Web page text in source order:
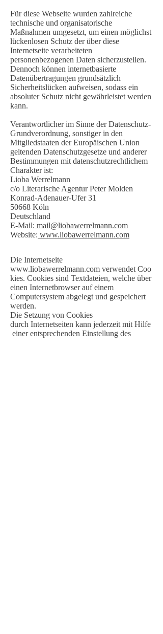
Für diese Webseite wurden zahlreiche
technische und organisatorische
Maßnahmen umgesetzt, um einen möglichst
lückenlosen Schutz der über diese
Internetseite verarbeiteten
personenbezogenen Daten sicherzustellen.
Dennoch können internetbasierte
Datenübertragungen grundsätzlich
Sicherheitslücken aufweisen, sodass ein
absoluter Schutz nicht gewährleistet werden
kann.
Verantwortlicher im Sinne der Datenschutz-
Grundverordnung, sonstiger in den
Mitgliedstaaten der Europäischen Union
geltenden Datenschutzgesetze und anderer
Bestimmungen mit datenschutzrechtlichem
Charakter ist:
Lioba Werrelmann
c/o Literarische Agentur Peter Molden
Konrad-Adenauer-Ufer 31
50668 Köln
Deutschland
E-Mail: mail@liobawerrelmann.com
Website: www.liobawerrelmann.com
Die Internetseite
www.liobawerrelmann.com verwendet Coo
kies. Cookies sind Textdateien, welche über
einen Internetbrowser auf einem
Computersystem abgelegt und gespeichert
werden.
Die Setzung von Cookies
durch Internetseiten kann jederzeit mit Hilfe
einer entsprechenden Einstellung des